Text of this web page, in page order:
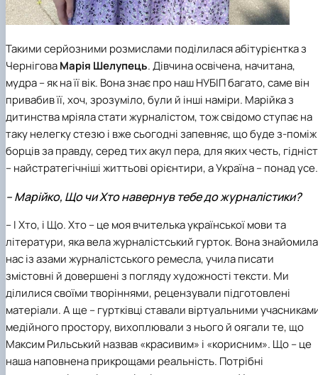
Такими серйозними розмислами поділилася абітурієнтка з
ЧерніговаМарія Шелупець. Дівчина освічена, начитана,
мудра – як на її вік. Вона знає про наш НУБІП багато, саме він
привабив її, хоч, зрозуміло, були й інші наміри. Марійка з
дитинства мріяла стати журналістом, тож свідомо ступає на
таку нелегку стезю і вже сьогодні запевняє, що буде з-поміж
борців за правду, серед тих акул пера, для яких честь,
– найстратегічніші життьові орієнтири, а Україна – понад усе.
– Марійко, Що чи Хто навернув тебе до журналістики?
– І Хто, і Що. Хто – це моя вчителька української мови та
літератури, яка вела журналістський гурток. Вона знайомила
нас із азами журналістського ремесла, учила писати
змістовні й довершені з погляду художності тексти. Ми
ділилися своїми творіннями, рецензували підготовлені
матеріали. А ще – гуртківці ставали віртуальними
медійного простору, вихоплювали з нього й оягали те, що
Максим Рильський назвав «красивим» і «корисним». Що – це
наша наповнена прикрощами реальність. Потрібні